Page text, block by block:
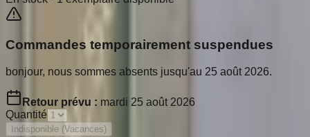
Commandes temporairement suspendues
bonjour, nous sommes absents jusqu'au 25 août 2026.
Retour prévu : mardi 25 août 2026
Quantité
Indisponible (Vacances)